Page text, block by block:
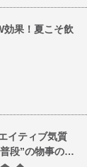
効果！夏こそ飲
イティブ気質
段”の物事の…